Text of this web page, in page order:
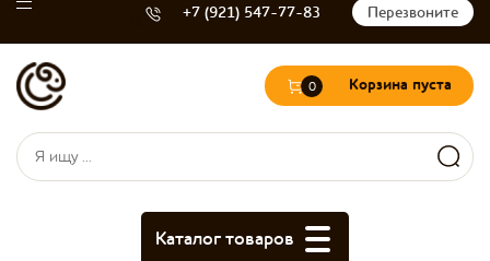
+7 (921) 547-77-83
Перезвоните
Форма поиска
Поиск
0 Корзина пуста
Каталог товаров